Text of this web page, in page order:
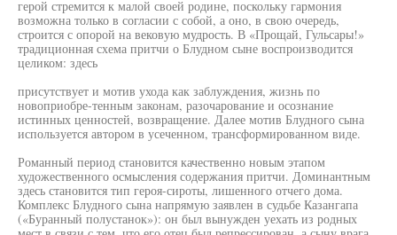
герой стремится к малой своей родине, поскольку гармония
возможна только в согласии с собой, а оно, в свою очередь,
строится с опорой на вековую мудрость. В «Прощай, Гульсары!»
традиционная схема притчи о Блудном сыне воспроизводится
целиком: здесь
присутствует и мотив ухода как заблуждения, жизнь по
новоприобре-тенным законам, разочарование и осознание
истинных ценностей, возвращение. Далее мотив Блудного сына
используется автором в усеченном, трансформированном виде.
Романный период становится качественно новым этапом
художественного осмысления содержания притчи. Доминантным
здесь становится тип героя-сироты, лишенного отчего дома.
Комплекс Блудного сына напрямую заявлен в судьбе Казангапа
(«Буранный полустанок»): он был вынужден уехать из родных